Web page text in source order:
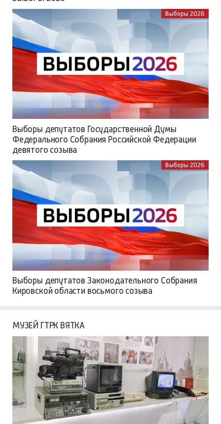
Выборы 2026
Выборы депутатов Государственной Думы
Федерального Собрания Российской Федерации
девятого созыва
Выборы 2026
Выборы депутатов Законодательного Собрания
Кировской области восьмого созыва
МУЗЕЙ ГТРК ВЯТКА